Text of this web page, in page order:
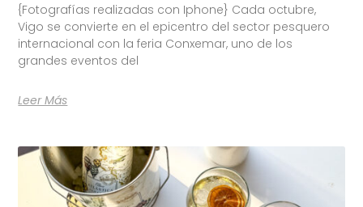
{Fotografías realizadas con Iphone} Cada octubre,
Vigo se convierte en el epicentro del sector pesquero
internacional con la feria Conxemar, uno de los
grandes eventos del
Leer Más